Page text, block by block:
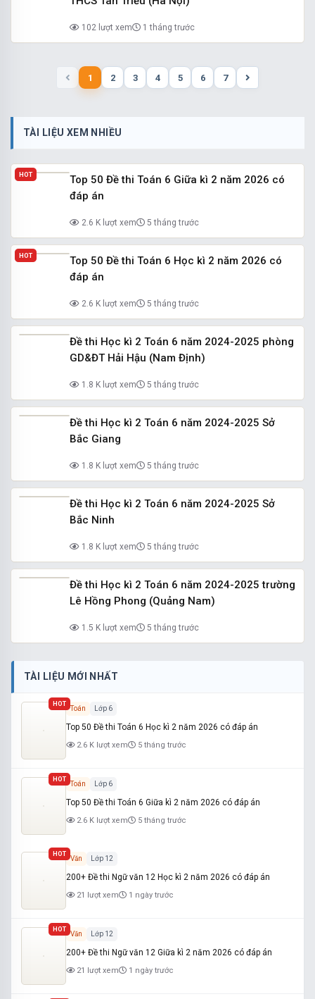
102 lượt xem 1 tháng trước
1 2 3 4 5 6 7
TÀI LIỆU XEM NHIỀU
HOT
Top 50 Đề thi Toán 6 Giữa kì 2 năm 2026 có
đáp án
2.6 K lượt xem 5 tháng trước
HOT
Top 50 Đề thi Toán 6 Học kì 2 năm 2026 có
đáp án
2.6 K lượt xem 5 tháng trước
Đề thi Học kì 2 Toán 6 năm 2024-2025 phòng
GD&ĐT Hải Hậu (Nam Định)
1.8 K lượt xem 5 tháng trước
Đề thi Học kì 2 Toán 6 năm 2024-2025 Sở
Bắc Giang
1.8 K lượt xem 5 tháng trước
Đề thi Học kì 2 Toán 6 năm 2024-2025 Sở
Bắc Ninh
1.8 K lượt xem 5 tháng trước
Đề thi Học kì 2 Toán 6 năm 2024-2025 trường
Lê Hồng Phong (Quảng Nam)
1.5 K lượt xem 5 tháng trước
TÀI LIỆU MỚI NHẤT
HOT
Toán Lớp 6
Top 50 Đề thi Toán 6 Học kì 2 năm 2026 có đáp án
2.6 K lượt xem 5 tháng trước
HOT
Toán Lớp 6
Top 50 Đề thi Toán 6 Giữa kì 2 năm 2026 có đáp án
2.6 K lượt xem 5 tháng trước
HOT
Văn Lớp 12
200+ Đề thi Ngữ văn 12 Học kì 2 năm 2026 có đáp án
21 lượt xem 1 ngày trước
HOT
Văn Lớp 12
200+ Đề thi Ngữ văn 12 Giữa kì 2 năm 2026 có đáp án
21 lượt xem 1 ngày trước